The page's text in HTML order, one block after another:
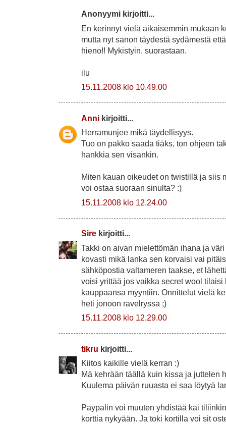
Anonyymi kirjoitti...
En kerinnyt vielä aikaisemmin mukaan
mutta nyt sanon täydestä sydämestä
hieno!! Mykistyin, suorastaan.
ilu
15.11.2008 klo 10.49.00
Anni kirjoitti...
Herramunjee mikä täydellisyys.
Tuo on pakko saada tiäks, ton ohjeen
hankkia sen visankin.
Miten kauan oikeudet on twistillä ja siis
voi ostaa suoraan sinulta? :)
15.11.2008 klo 12.24.00
Sire kirjoitti...
Takki on aivan mielettömän ihana ja
kovasti mikä lanka sen korvaisi vai
sähköpostia valtameren taakse, et
voisi yrittää jos vaikka secret wool tilaisi
kauppaansa myyntiin. Onnittelut vielä
heti jonoon ravelryssa ;)
15.11.2008 klo 12.29.00
tikru kirjoitti...
Kiitos kaikille vielä kerran :)
Mä kehrään täällä kuin kissa ja juttelen
Kuulema päivän ruuasta ei saa löytyä
Paypalin voi muuten yhdistää kai
korttia nykyään. Ja toki kortilla voi sit